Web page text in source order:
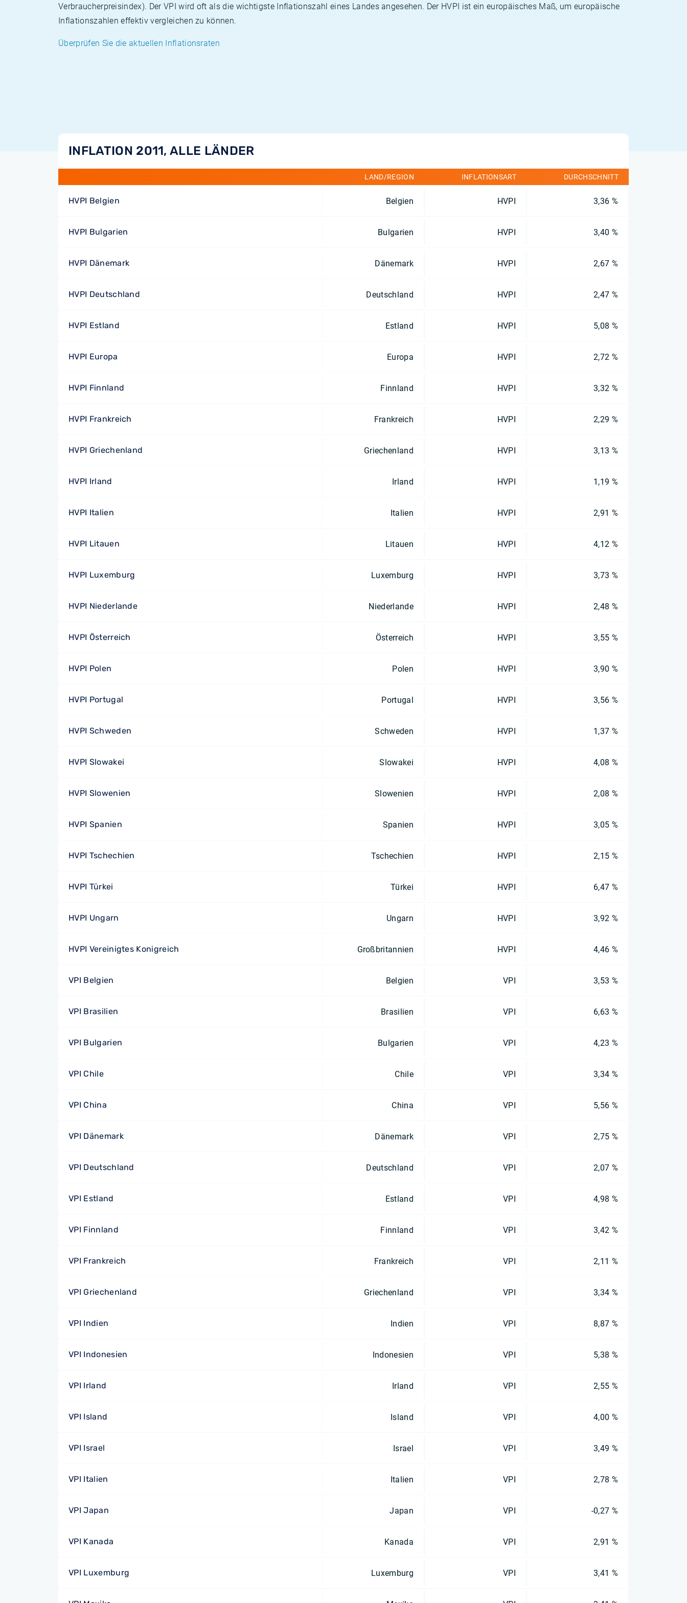
Verbraucherpreisindex). Der VPI wird oft als die wichtigste Inflationszahl eines Landes angesehen. Der HVPI ist ein europäisches Maß, um europäische
Inflationszahlen effektiv vergleichen zu können.
Überprüfen Sie die aktuellen Inflationsraten
INFLATION 2011, ALLE LÄNDER
LAND/REGION INFLATIONSART DURCHSCHNITT
HVPI Belgien Belgien HVPI 3,36 %
HVPI Bulgarien Bulgarien HVPI 3,40 %
HVPI Dänemark Dänemark HVPI 2,67 %
HVPI Deutschland Deutschland HVPI 2,47 %
HVPI Estland Estland HVPI 5,08 %
HVPI Europa Europa HVPI 2,72 %
HVPI Finnland Finnland HVPI 3,32 %
HVPI Frankreich Frankreich HVPI 2,29 %
HVPI Griechenland Griechenland HVPI 3,13 %
HVPI Irland Irland HVPI 1,19 %
HVPI Italien Italien HVPI 2,91 %
HVPI Litauen Litauen HVPI 4,12 %
HVPI Luxemburg Luxemburg HVPI 3,73 %
HVPI Niederlande Niederlande HVPI 2,48 %
HVPI Österreich Österreich HVPI 3,55 %
HVPI Polen Polen HVPI 3,90 %
HVPI Portugal Portugal HVPI 3,56 %
HVPI Schweden Schweden HVPI 1,37 %
HVPI Slowakei Slowakei HVPI 4,08 %
HVPI Slowenien Slowenien HVPI 2,08 %
HVPI Spanien Spanien HVPI 3,05 %
HVPI Tschechien Tschechien HVPI 2,15 %
HVPI Türkei Türkei HVPI 6,47 %
HVPI Ungarn Ungarn HVPI 3,92 %
HVPI Vereinigtes Konigreich Großbritannien HVPI 4,46 %
VPI Belgien Belgien VPI 3,53 %
VPI Brasilien Brasilien VPI 6,63 %
VPI Bulgarien Bulgarien VPI 4,23 %
VPI Chile Chile VPI 3,34 %
VPI China China VPI 5,56 %
VPI Dänemark Dänemark VPI 2,75 %
VPI Deutschland Deutschland VPI 2,07 %
VPI Estland Estland VPI 4,98 %
VPI Finnland Finnland VPI 3,42 %
VPI Frankreich Frankreich VPI 2,11 %
VPI Griechenland Griechenland VPI 3,34 %
VPI Indien Indien VPI 8,87 %
VPI Indonesien Indonesien VPI 5,38 %
VPI Irland Irland VPI 2,55 %
VPI Island Island VPI 4,00 %
VPI Israel Israel VPI 3,49 %
VPI Italien Italien VPI 2,78 %
VPI Japan Japan VPI -0,27 %
VPI Kanada Kanada VPI 2,91 %
VPI Luxemburg Luxemburg VPI 3,41 %